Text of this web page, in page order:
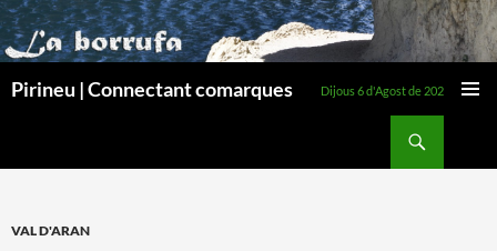
Pirineu | Connectant comarques Dijous 6 d'Agost de 2026
VAL D'ARAN